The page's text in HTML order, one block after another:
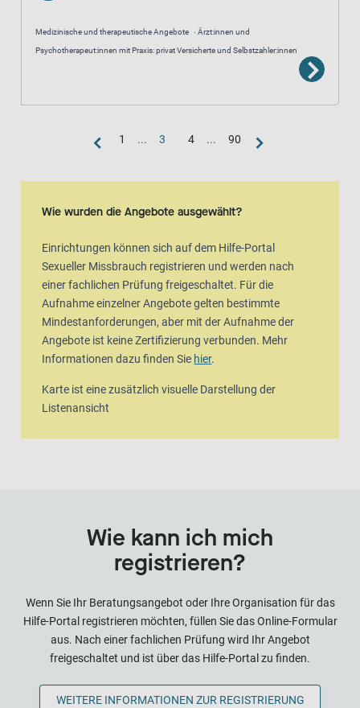
Medizinische und therapeutische Angebote
Ärzt:innen und
Psychotherapeut:innen mit Praxis: privat Versicherte und Selbstzahler:innen
1 ... 3 4 ... 90
Kartenansicht
Wie wurden die Angebote ausgewählt?
Einrichtungen können sich auf dem Hilfe-Portal
Sexueller Missbrauch registrieren und werden nach
einer fachlichen Prüfung freigeschaltet. Für die
Aufnahme einzelner Angebote gelten bestimmte
Mindestanforderungen, aber mit der Aufnahme der
Angebote ist keine Zertifizierung verbunden. Mehr
Informationen dazu finden Sie hier.
Karte ist eine zusätzlich visuelle Darstellung der
Listenansicht
Wie kann ich mich
registrieren?
Wenn Sie Ihr Beratungsangebot oder Ihre Organisation für das
Hilfe-Portal registrieren möchten, füllen Sie das Online-Formular
aus. Nach einer fachlichen Prüfung wird Ihr Angebot
freigeschaltet und ist über das Hilfe-Portal zu finden.
WEITERE INFORMATIONEN ZUR REGISTRIERUNG